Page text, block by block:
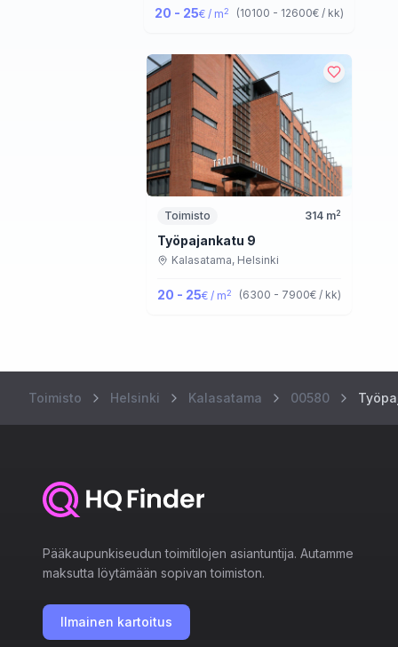
20 - 25€ / m2 (10100 - 12600€ / kk)
Toimisto 314m2
Työpajankatu 9
Kalasatama, Helsinki
20 - 25€ / m2 (6300 - 7900€ / kk)
Toimisto Helsinki Kalasatama 00580
Pääkaupunkiseudun toimitilojen asiantuntija. Autamme
maksutta löytämään sopivan toimiston.
Ilmainen kartoitus